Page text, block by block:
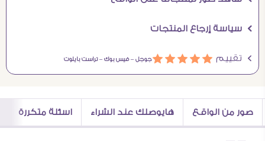
Ö سياسة إرجاع المنتجات
Ö تقييم áááááجوجل –فيس بوك –تراست بايلوت
صور من الواقع هايوصلك عند الشراء اسئلة متكررة